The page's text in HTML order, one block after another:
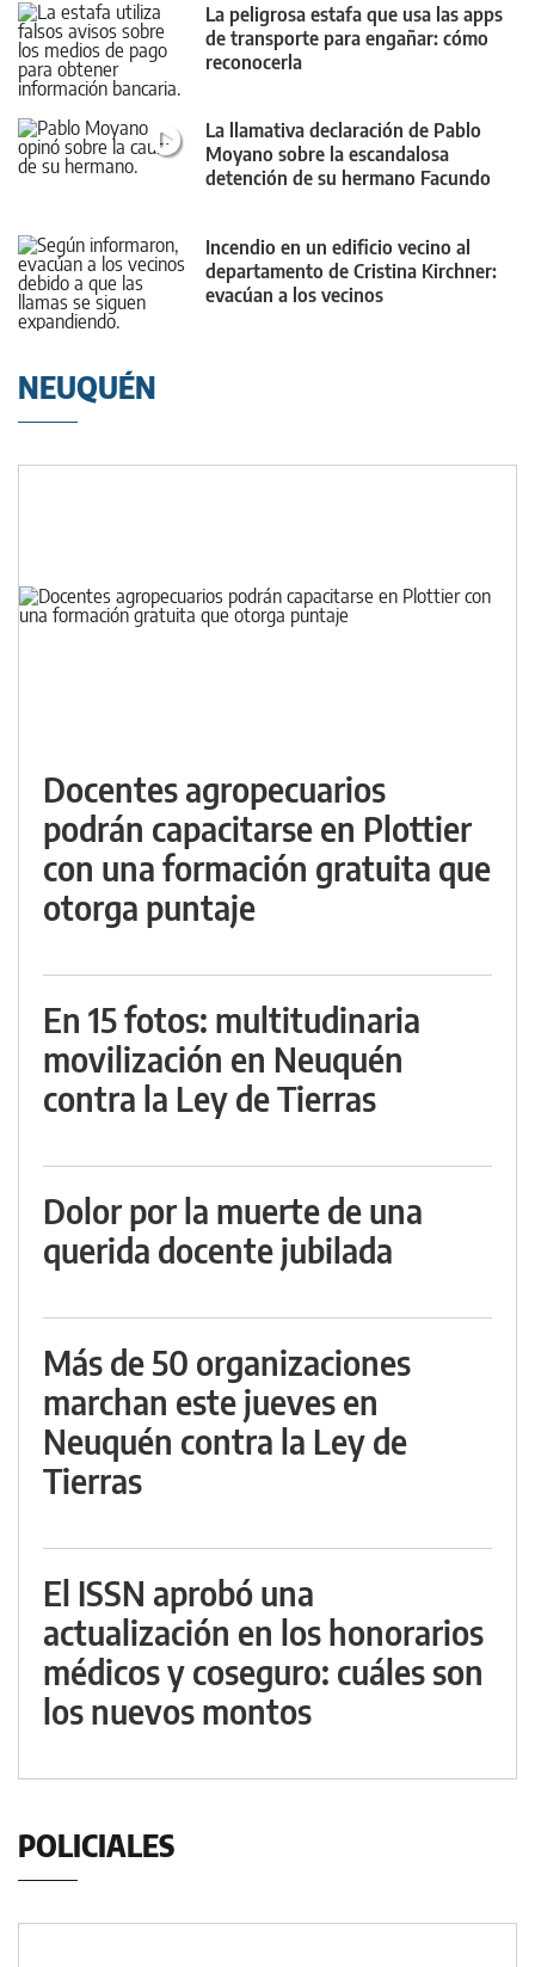
La peligrosa estafa que usa las apps
de transporte para engañar: cómo
reconocerla
La llamativa declaración de Pablo
Moyano sobre la escandalosa
detención de su hermano Facundo
Incendio en un edificio vecino al
departamento de Cristina Kirchner:
evacúan a los vecinos
NEUQUÉN
Docentes agropecuarios
podrán capacitarse en Plottier
con una formación gratuita que
otorga puntaje
En 15 fotos: multitudinaria
movilización en Neuquén
contra la Ley de Tierras
Dolor por la muerte de una
querida docente jubilada
Más de 50 organizaciones
marchan este jueves en
Neuquén contra la Ley de
Tierras
El ISSN aprobó una
actualización en los honorarios
médicos y coseguro: cuáles son
los nuevos montos
POLICIALES